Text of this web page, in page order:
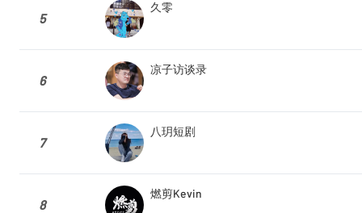
5
久零
6
凉子访谈录
7
八玥短剧
8
燃剪Kevin